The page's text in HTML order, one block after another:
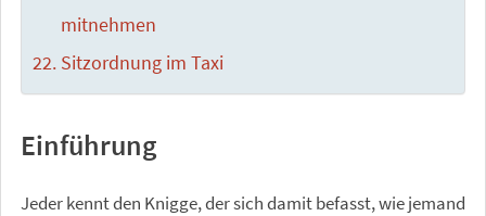
mitnehmen
Sitzordnung im Taxi
Einführung
Jeder kennt den Knigge, der sich damit befasst, wie jemand